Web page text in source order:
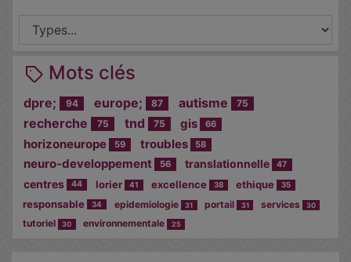
Mots clés
dpre; 94 europe; 87 autisme 75
recherche 75 tnd 75 gis 66
horizoneurope 59 troubles 58
neuro-developpement 56 translationnelle 47
centres 44 lorier 41 excellence 38 ethique 35
responsable 34 epidemiologie 31 portail 31 services 30
tutoriel 30 environnementale 25